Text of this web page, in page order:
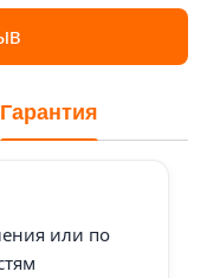
Гарантия
или по